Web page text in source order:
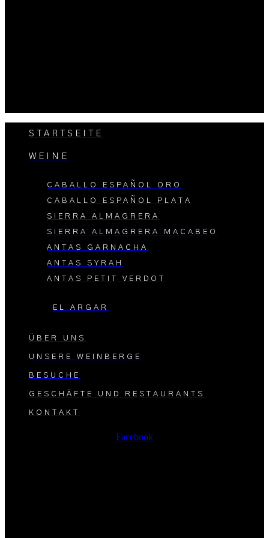
STARTSEITE
WEINE
CABALLO ESPAÑOL ORO
CABALLO ESPAÑOL PLATA
SIERRA ALMAGRERA
SIERRA ALMAGRERA MACABEO
ANTAS GARNACHA
ANTAS SYRAH
ANTAS PETIT VERDOT
EL ARGAR
ÜBER UNS
UNSERE WEINBERGE
BESUCHE
GESCHÄFTE UND RESTAURANTS
KONTAKT
Facebook